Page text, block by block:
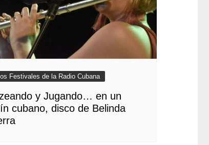
Festivales de la Radio Cubana
y Jugando… en un
cubano, disco de Belinda